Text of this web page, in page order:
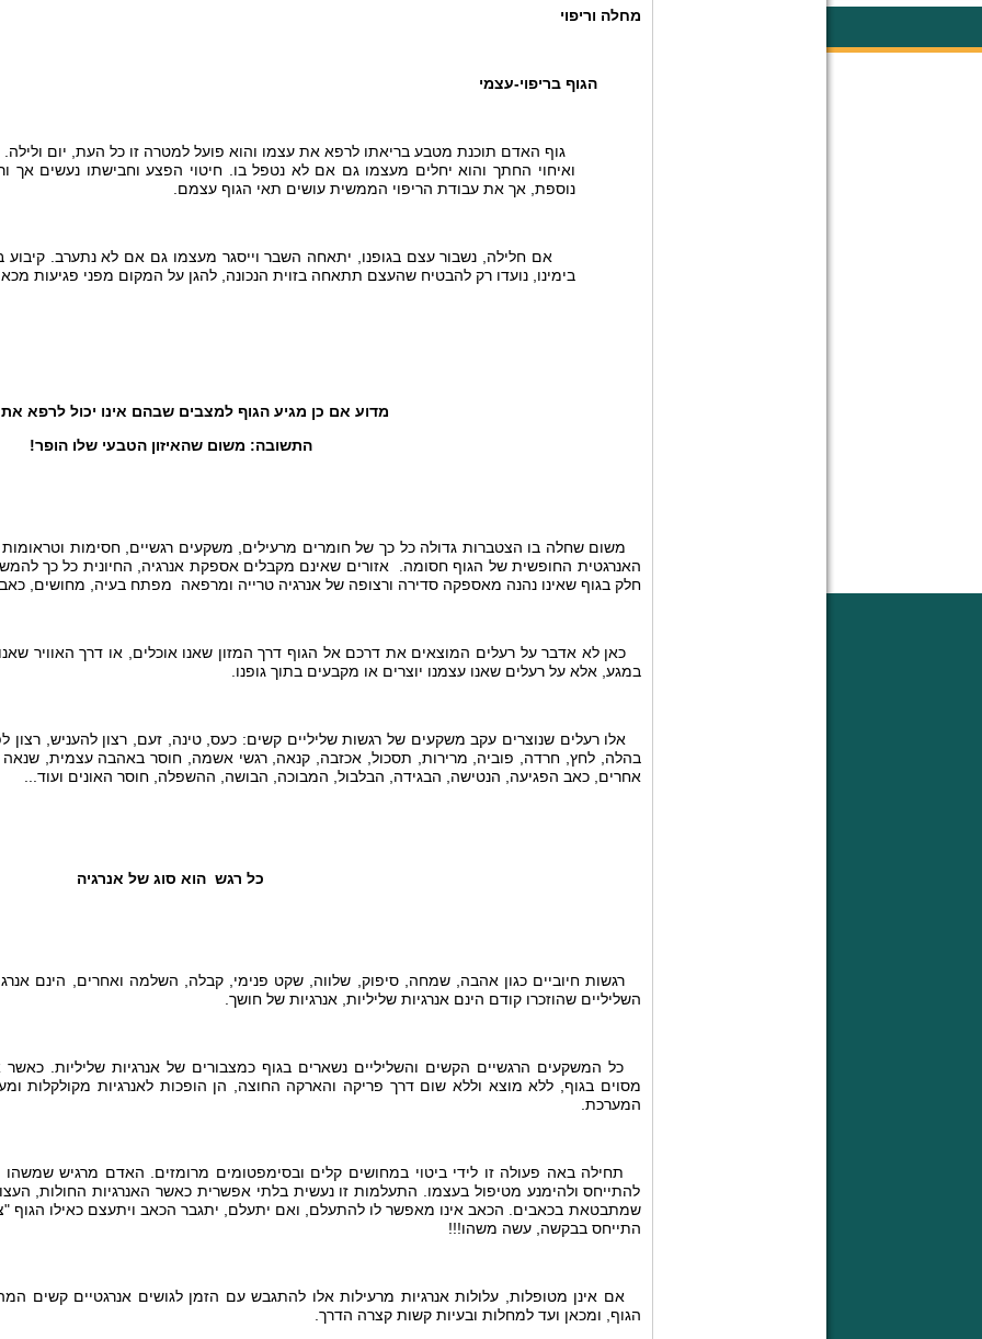
מחלה וריפוי
הגוף בריפוי-עצמי
גוף האדם תוכנת מטבע בריאתו לרפא את עצמו והוא פועל למטרה זו כל העת, יום ולילה. אם
ואיחוי החתך והוא יחלים מעצמו גם אם לא נטפל בו. חיטוי הפצע וחבישתו נעשים אך
נוספת, אך את עבודת הריפוי הממשית עושים תאי הגוף עצמם.
אם חלילה, נשבור עצם בגופנו, יתאחה השבר וייסגר מעצמו גם אם לא נתערב. קיבוע
בימינו, נועדו רק להבטיח שהעצם תתאחה בזוית הנכונה, להגן על המקום מפני פגיעות
מדוע אם כן מגיע הגוף למצבים שבהם אינו יכול לרפא
התשובה: משום שהאיזון הטבעי שלו הופר!
משום שחלה בו הצטברות גדולה כל כך של חומרים מרעילים, משקעים רגשיים, חסימות וטראומות
האנרגטית החופשית של הגוף חסומה. אזורים שאינם מקבלים אספקת אנרגיה, החיונית כל כך
חלק בגוף שאינו נהנה מאספקה סדירה ורצופה של אנרגיה טרייה ומרפאה מפתח בעיה, מחושים,
כאן לא אדבר על רעלים המוצאים את דרכם אל הגוף דרך המזון שאנו אוכלים, או דרך האוויר
במגע, אלא על רעלים שאנו עצמנו יוצרים או מקבעים בתוך גופנו.
אלו רעלים שנוצרים עקב משקעים של רגשות שליליים קשים: כעס, טינה, זעם, רצון להעניש,
בהלה, לחץ, חרדה, פוביה, מרירות, תסכול, אכזבה, קנאה, רגשי אשמה, חוסר באהבה עצמית, שנאה
אחרים, כאב הפגיעה, הנטישה, הבגידה, הבלבול, המבוכה, הבושה, ההשפלה, חוסר האונים ועוד...
כל רגש הוא סוג של אנרגיה
רגשות חיוביים כגון אהבה, שמחה, סיפוק, שלווה, שקט פנימי, קבלה, השלמה ואחרים, הינם
השליליים שהוזכרו קודם הינם אנרגיות שליליות, אנרגיות של חושך.
כל המשקעים הרגשיים הקשים והשליליים נשארים בגוף כמצבורים של אנרגיות שליליות.
מסוים בגוף, ללא מוצא וללא שום דרך פריקה והארקה החוצה, הן הופכות לאנרגיות מקולקלות
המערכת.
תחילה באה פעולה זו לידי ביטוי במחושים קלים ובסימפטומים מרומזים. האדם מרגיש
להתייחס ולהימנע מטיפול בעצמו. התעלמות זו נעשית בלתי אפשרית כאשר האנרגיות החולות,
שמתבטאת בכאבים. הכאב אינו מאפשר לו להתעלם, ואם יתעלם, יתגבר הכאב ויתעצם כאילו הגוף
התייחס בבקשה, עשה משהו!!!
אם אינן מטופלות, עלולות אנרגיות מרעילות אלו להתגבש עם הזמן לגושים אנרגטיים קשים
הגוף, ומכאן ועד למחלות ובעיות קשות קצרה הדרך.